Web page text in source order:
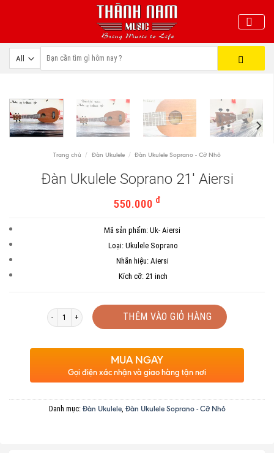
Trang chủ / Đàn Ukulele / Đàn Ukulele Soprano - Cỡ Nhỏ
Đàn Ukulele Soprano 21′ Aiersi
550.000 đ
Mã sản phẩm: Uk- Aiersi
Loại: Ukulele Soprano
Nhãn hiệu: Aiersi
Kích cỡ: 21 inch
Số lượng THÊM VÀO GIỎ HÀNG
MUA NGAY
Gọi điện xác nhận và giao hàng tận nơi
Danh mục: Đàn Ukulele, Đàn Ukulele Soprano - Cỡ Nhỏ